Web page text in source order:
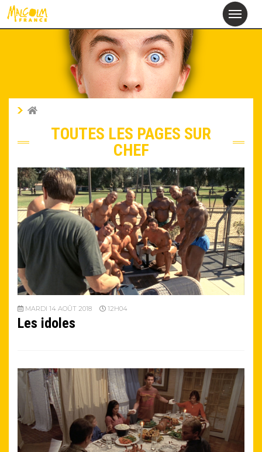
M
France
TOUTES LES PAGES SUR
CHEF
MARDI 14 AOÛT 2018 12H04
Les idoles